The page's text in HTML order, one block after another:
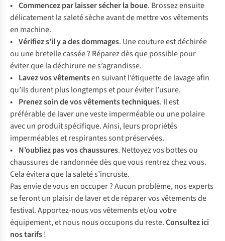
• Commencez par laisser sécher la boue. Brossez ensuite
délicatement la saleté sèche avant de mettre vos vêtements
en machine.
• Vérifiez s’il y a des dommages. Une couture est déchirée
ou une bretelle cassée ? Réparez dès que possible pour
éviter que la déchirure ne s’agrandisse.
• Lavez vos vêtementsen suivant l’étiquette de lavage afin
qu’ils durent plus longtemps et pour éviter l’usure.
• Prenez soin de vos vêtements techniques. Il est
préférable de laver une veste imperméable ou une polaire
avec un produit spécifique. Ainsi, leurs propriétés
imperméables et respirantes sont préservées.
• N’oubliez pas vos chaussures. Nettoyez vos bottes ou
chaussures de randonnée dès que vous rentrez chez vous.
Cela évitera que la saleté s’incruste.
Pas envie de vous en occuper ? Aucun problème, nos experts
se feront un plaisir de laver et de réparer vos vêtements de
festival. Apportez-nous vos vêtements et/ou votre
équipement, et nous nous occupons du reste.Consultez ici
nos tarifs!